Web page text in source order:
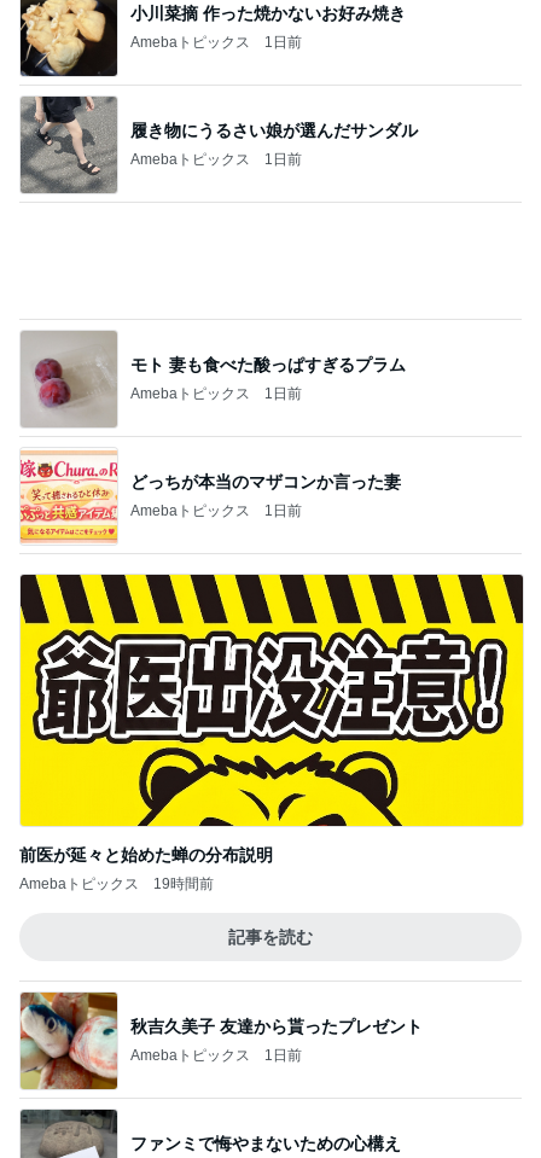
小川菜摘 作った焼かないお好み焼き
Amebaトピックス 1日前
履き物にうるさい娘が選んだサンダル
Amebaトピックス 1日前
モト 妻も食べた酸っぱすぎるプラム
Amebaトピックス 1日前
どっちが本当のマザコンか言った妻
Amebaトピックス 1日前
前医が延々と始めた蝉の分布説明
Amebaトピックス 19時間前
記事を読む
秋吉久美子 友達から貰ったプレゼント
Amebaトピックス 1日前
ファンミで悔やまないための心構え